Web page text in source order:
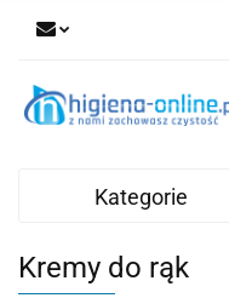
Kategorie
Kremy do rąk